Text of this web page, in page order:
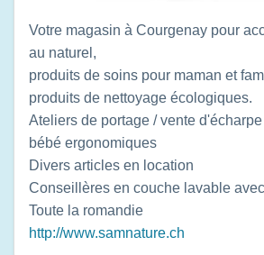
Votre magasin à Courgenay pour
au naturel,
produits de soins pour maman et
produits de nettoyage écologiques.
Ateliers de portage / vente
bébé ergonomiques
Divers articles en location
Conseillères en couche lavable
Toute la romandie
http://www.samnature.ch